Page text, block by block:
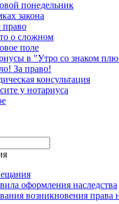
понедельник
закона
о сложном
поле
в "Утро со знаком
За право!
консультация
у нотариуса
оформления наследства
возникновения права